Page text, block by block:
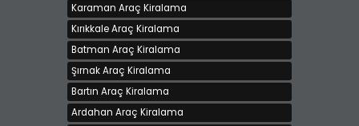
Karaman Araç Kiralama
Kırıkkale Araç Kiralama
Batman Araç Kiralama
Şırnak Araç Kiralama
Bartın Araç Kiralama
Ardahan Araç Kiralama